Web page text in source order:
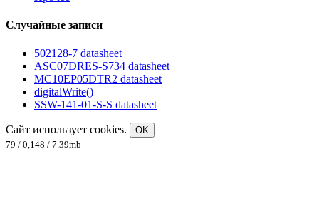
Случайные записи
502128-7 datasheet
ASC07DRES-S734 datasheet
MC10EP05DTR2 datasheet
digitalWrite()
SSW-141-01-S-S datasheet
Сайт использует cookies.
OK
79 / 0,148 / 7.39mb